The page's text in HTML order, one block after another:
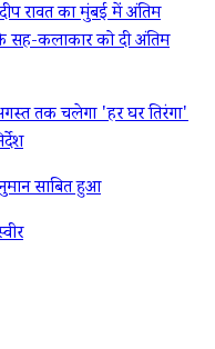
रावत का मुंबई में अंतिम
कलाकार को दी अंतिम
तक चलेगा 'हर घर तिरंगा'
साबित हुआ